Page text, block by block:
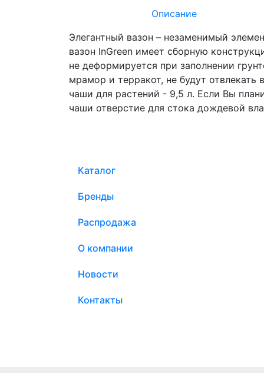
Описание
Элегантный вазон – незаменимый
вазон InGreen имеет сборную
не деформируется при заполнении
мрамор и терракот, не будут
чаши для растений - 9,5 л. Если Вы
чаши отверстие для стока дождевой
Каталог
Бренды
Распродажа
О компании
Новости
Контакты